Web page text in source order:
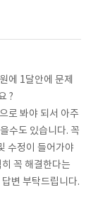
에 1달안에 문제
?
로 봐야 되서 아주
수도 있습니다. 꼭
수정이 들어가야
꼭 해결한다는
변 부탁드립니다.